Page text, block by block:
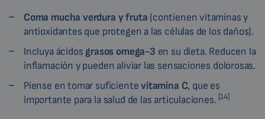
Coma mucha verdura y fruta (contienen vitaminas y
antioxidantes que protegen a las células de los daños).
Incluya ácidos grasos omega-3 en su dieta. Reducen la
inflamación y pueden aliviar las sensaciones dolorosas.
Piense en tomar suficientevitamina C, que es
importante para la salud de las articulaciones. [14]